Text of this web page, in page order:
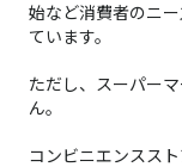
始など消費者のニ
ています。
ただし、スーパー
ん。
コンビニエンスス